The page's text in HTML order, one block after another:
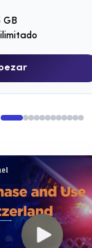
GB